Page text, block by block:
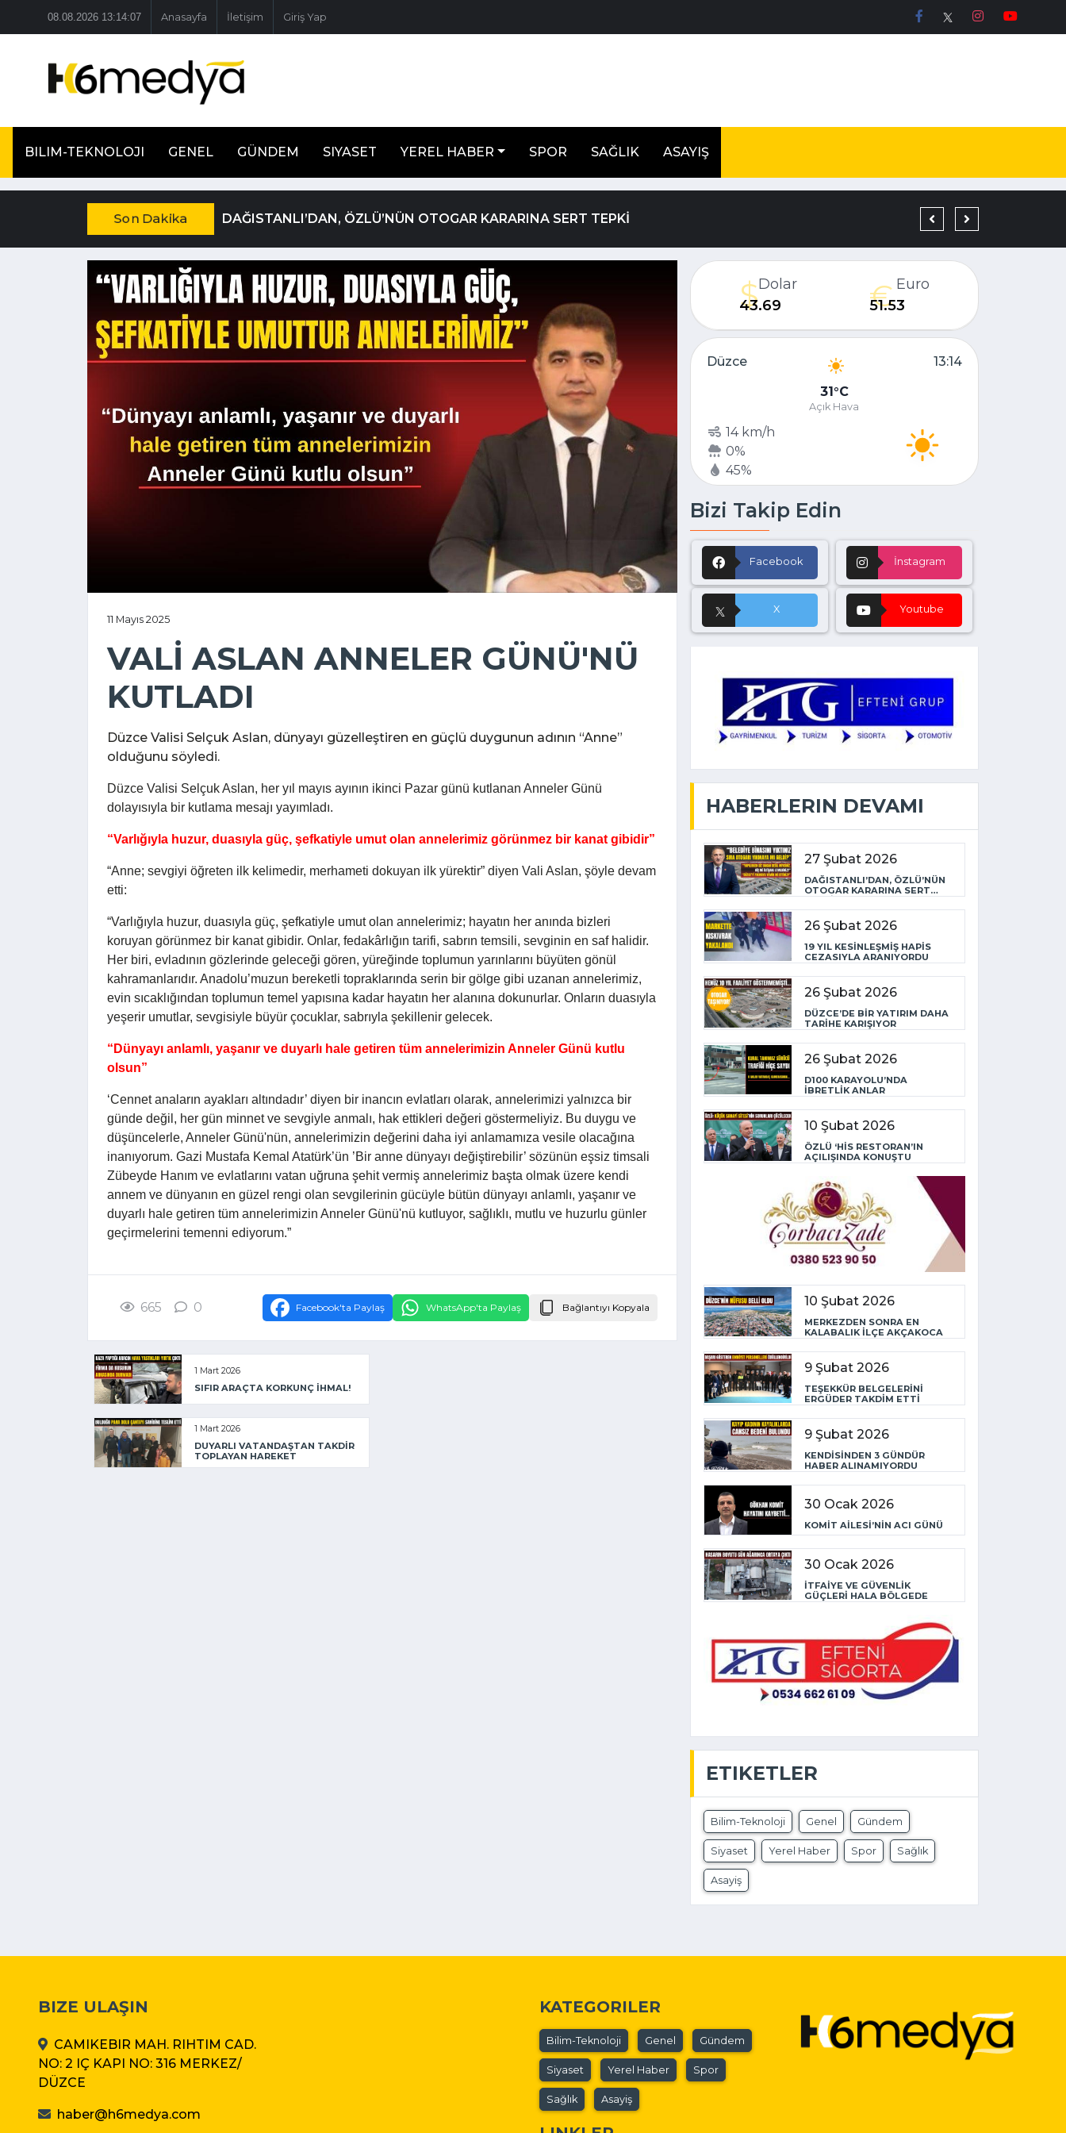
08.08.2026 13:14:08 Anasayfa İletişim Giriş Yap
BILIM-TEKNOLOJI GENEL GÜNDEM SIYASET YEREL HABER SPOR SAĞLIK ASAYIŞ
Son Dakika DAĞISTANLI’DAN, ÖZLÜ’NÜN OTOGAR KARARINA SERT TEPKİ 19 YIL KESİNLEŞMİŞ
11 Mayıs 2025
VALİ ASLAN ANNELER GÜNÜ'NÜ
KUTLADI
Düzce Valisi Selçuk Aslan, dünyayı güzelleştiren en güçlü duygunun adının “Anne”
olduğunu söyledi.
Düzce Valisi Selçuk Aslan, her yıl mayıs ayının ikinci Pazar günü kutlanan Anneler Günü
dolayısıyla bir kutlama mesajı yayımladı.
“Varlığıyla huzur, duasıyla güç, şefkatiyle umut olan annelerimiz görünmez bir kanat gibidir”
“Anne; sevgiyi öğreten ilk kelimedir, merhameti dokuyan ilk yürektir” diyen Vali Aslan, şöyle devam
etti:
“Varlığıyla huzur, duasıyla güç, şefkatiyle umut olan annelerimiz; hayatın her anında bizleri
koruyan görünmez bir kanat gibidir. Onlar, fedakârlığın tarifi, sabrın temsili, sevginin en saf halidir.
Her biri, evladının gözlerinde geleceği gören, yüreğinde toplumun yarınlarını büyüten gönül
kahramanlarıdır. Anadolu’muzun bereketli topraklarında serin bir gölge gibi uzanan annelerimiz,
evin sıcaklığından toplumun temel yapısına kadar hayatın her alanına dokunurlar. Onların duasıyla
yeşerir umutlar, sevgisiyle büyür çocuklar, sabrıyla şekillenir gelecek.
“Dünyayı anlamlı, yaşanır ve duyarlı hale getiren tüm annelerimizin Anneler Günü kutlu
olsun”
‘Cennet anaların ayakları altındadır’ diyen bir inancın evlatları olarak, annelerimizi yalnızca bir
günde değil, her gün minnet ve sevgiyle anmalı, hak ettikleri değeri göstermeliyiz. Bu duygu ve
düşüncelerle, Anneler Günü'nün, annelerimizin değerini daha iyi anlamamıza vesile olacağına
inanıyorum. Gazi Mustafa Kemal Atatürk’ün ’Bir anne dünyayı değiştirebilir’ sözünün eşsiz timsali
Zübeyde Hanım ve evlatlarını vatan uğruna şehit vermiş annelerimiz başta olmak üzere kendi
annem ve dünyanın en güzel rengi olan sevgilerinin gücüyle bütün dünyayı anlamlı, yaşanır ve
duyarlı hale getiren tüm annelerimizin Anneler Günü'nü kutluyor, sağlıklı, mutlu ve huzurlu günler
geçirmelerini temenni ediyorum.”
665 0 Facebook'ta Paylaş WhatsApp'ta Paylaş Bağlantıyı Kopyala
1 Mart 2026
SIFIR ARAÇTA KORKUNÇ İHMAL!
1 Mart 2026
DUYARLI VATANDAŞTAN TAKDİR
TOPLAYAN HAREKET
Dolar
43.69
Euro
51.53
Düzce
13:14
31
C
Açık Hava
14 km/h
0%
45%
Bizi Takip Edin
Facebook İnstagram
X Youtube
HABERLERIN DEVAMI
27 Şubat 2026
DAĞISTANLI’DAN, ÖZLÜ’NÜN
OTOGAR KARARINA SERT
TEPKİ
26 Şubat 2026
19 YIL KESİNLEŞMİŞ HAPİS
CEZASIYLA ARANIYORDU
26 Şubat 2026
DÜZCE’DE BİR YATIRIM DAHA
TARİHE KARIŞIYOR
26 Şubat 2026
D100 KARAYOLU’NDA
İBRETLİK ANLAR
10 Şubat 2026
ÖZLÜ ‘HİS RESTORAN’IN
AÇILIŞINDA KONUŞTU
10 Şubat 2026
MERKEZDEN SONRA EN
KALABALIK İLÇE AKÇAKOCA
9 Şubat 2026
TEŞEKKÜR BELGELERİNİ
ERGÜDER TAKDİM ETTİ
9 Şubat 2026
KENDİSİNDEN 3 GÜNDÜR
HABER ALINAMIYORDU
30 Ocak 2026
KOMİT AİLESİ’NİN ACI GÜNÜ
30 Ocak 2026
İTFAİYE VE GÜVENLİK
GÜÇLERİ HALA BÖLGEDE
ETIKETLER
Bilim-Teknoloji Genel Gündem
Siyaset Yerel Haber Spor Sağlık
Asayiş
BIZE ULAŞIN
CAMIKEBIR MAH. RIHTIM CAD.
NO: 2 IÇ KAPI NO: 316 MERKEZ/
DÜZCE
haber@h6medya.com
KATEGORILER
Bilim-Teknoloji Genel Gündem
Siyaset Yerel Haber Spor
Sağlık Asayiş